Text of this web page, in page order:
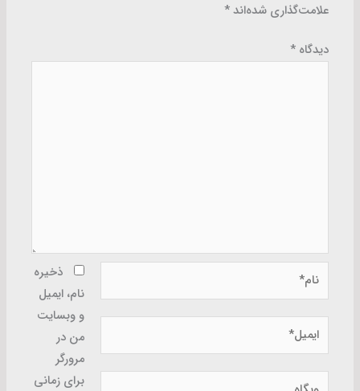
علامت‌گذاری شده‌اند*
دیدگاه*
نام*
ایمیل*
وبگاه
ذخیره
نام، ایمیل
و وبسایت
من در
مرورگر
برای زمانی